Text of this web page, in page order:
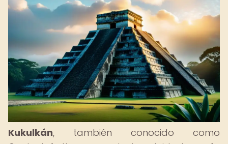
Kukulkán, también conocido como